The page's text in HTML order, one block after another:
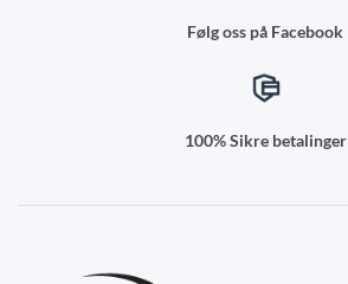
Følg oss på Facebook
100% Sikre betalinger